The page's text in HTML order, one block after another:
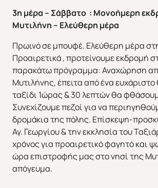
3η μέρα – Σάββατο : Μονοήμερη
Μυτιλήνη – Ελεύθερη μέρα
Πρωινό σε μπουφέ. Ελεύθερη μέρα
Προαιρετικά , προτείνουμε εκδρομή
παρακάτω πρόγραμμα: Αναχώρηση
Μυτιλήνης, έπειτα από ένα
ταξίδι 1ώρας & 30 λεπτών θα
Συνεχίζουμε πεζοί για να
δρομάκια της πόλης. Επίσκεψη-
Αγ. Γεωργίου & την εκκλησία του
χρόνος για προαιρετικό φαγητό και
ώρα επιστροφής μας στο νησί της
απόγευμα.